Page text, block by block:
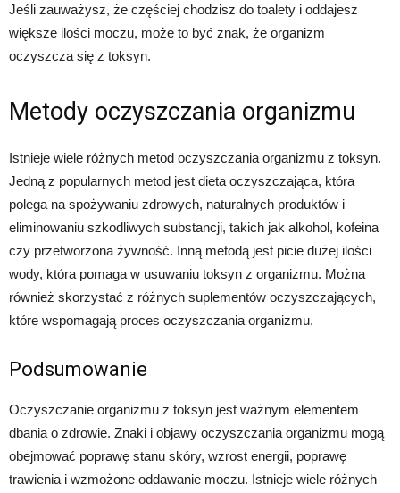
Jeśli zauważysz, że częściej chodzisz do toalety i oddajesz
większe ilości moczu, może to być znak, że organizm
oczyszcza się z toksyn.
Metody oczyszczania organizmu
Istnieje wiele różnych metod oczyszczania organizmu z toksyn.
Jedną z popularnych metod jest dieta oczyszczająca, która
polega na spożywaniu zdrowych, naturalnych produktów i
eliminowaniu szkodliwych substancji, takich jak alkohol, kofeina
czy przetworzona żywność. Inną metodą jest picie dużej ilości
wody, która pomaga w usuwaniu toksyn z organizmu. Można
również skorzystać z różnych suplementów oczyszczających,
które wspomagają proces oczyszczania organizmu.
Podsumowanie
Oczyszczanie organizmu z toksyn jest ważnym elementem
dbania o zdrowie. Znaki i objawy oczyszczania organizmu mogą
obejmować poprawę stanu skóry, wzrost energii, poprawę
trawienia i wzmożone oddawanie moczu. Istnieje wiele różnych